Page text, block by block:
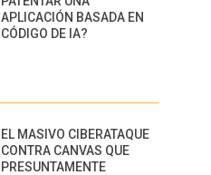
APLICACIÓN BASADA EN
CÓDIGO DE IA?
EL MASIVO CIBERATAQUE
CONTRA CANVAS QUE
PRESUNTAMENTE